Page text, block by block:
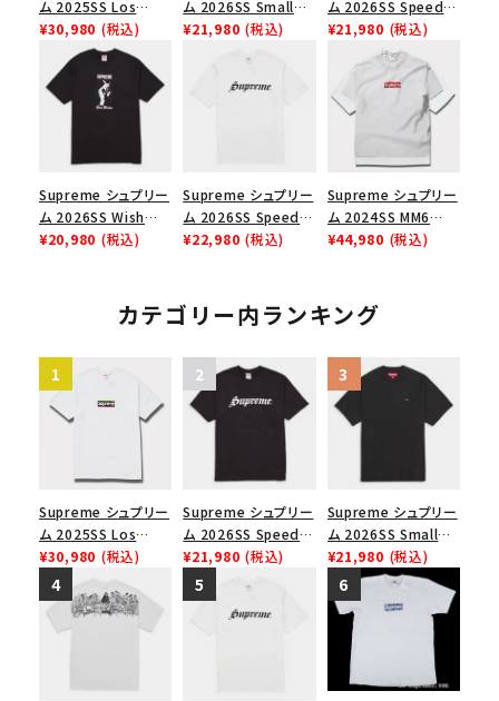
ム 2025SS Los
Angeles Fire Relief
Box Logo Tee ファ
イヤーリリーフボック
スロゴTシャツ ホワ
¥30,980 (税込)
ム 2026SS Small
Box Tee スモールボ
¥21,980 (税込)
ム 2026SS Speed
Tee スピードTシャツ
¥21,980 (税込)
Supreme シュプリー
ム 2026SS Wish
Tee ウィッシュTシ
¥20,980 (税込)
Supreme シュプリー
ム 2026SS Speed
Tee スピードTシャツ
¥22,980 (税込)
Supreme シュプリー
ム 2024SS MM6
Maison Margiela
クスロゴTシャツ ホ
ワイト 白
¥44,980 (税込)
カテゴリー内ランキング
Supreme シュプリー
ム 2025SS Los
Angeles Fire Relief
Box Logo Tee ファ
イヤーリリーフボック
スロゴTシャツ ホワ
¥30,980 (税込)
Supreme シュプリー
ム 2026SS Speed
Tee スピードTシャツ
ブラック
¥21,980 (税込)
Supreme シュプリー
ム 2026SS Small
Box Tee スモールボ
ックスTシャツ ブラッ
ク
¥21,980 (税込)